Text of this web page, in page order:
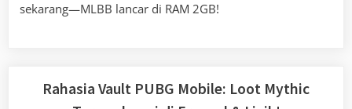
sekarang—MLBB lancar di RAM 2GB!
Rahasia Vault PUBG Mobile: Loot Mythic